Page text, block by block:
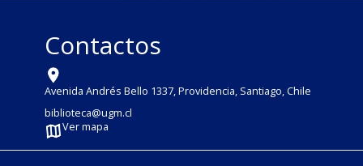
Contactos
Avenida Andrés Bello 1337, Providencia, Santiago, Chile
biblioteca@ugm.cl
Ver mapa